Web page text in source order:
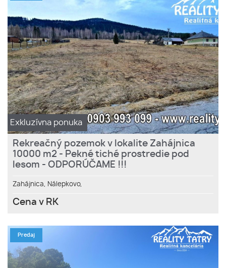
Exkluzívna ponuka
Rekreačný pozemok v lokalite Zahájnica
10000 m2 - Pekné tiché prostredie pod
lesom - ODPORÚČAME !!!
Zahájnica, Nálepkovo,
Cena v RK
Predaj